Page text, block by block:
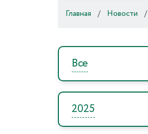
Главная / Новости /
Все
2025